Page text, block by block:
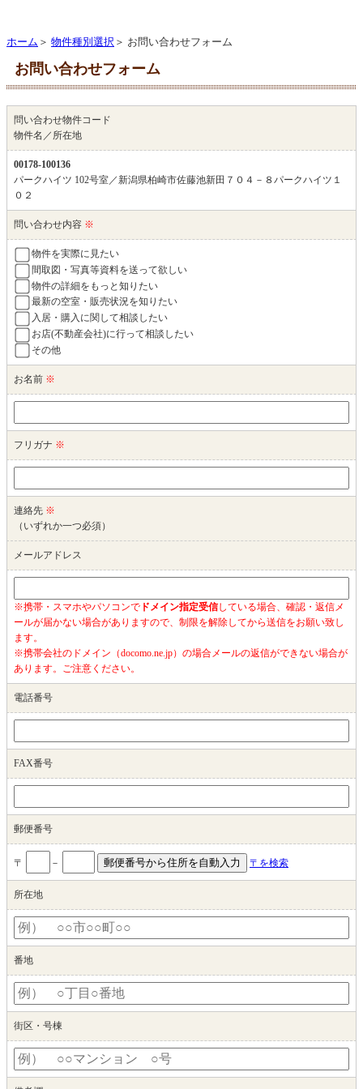
ホーム ＞ 物件種別選択 ＞ お問い合わせフォーム
お問い合わせフォーム
問い合わせ物件コード
物件名／所在地
00178-100136
パークハイツ 102号室／新潟県柏崎市佐藤池新田７０４－８パークハイツ１
０２
問い合わせ内容 ※
物件を実際に見たい
間取図・写真等資料を送って欲しい
物件の詳細をもっと知りたい
最新の空室・販売状況を知りたい
入居・購入に関して相談したい
お店(不動産会社)に行って相談したい
その他
お名前 ※
フリガナ ※
連絡先 ※
（いずれか一つ必須）
メールアドレス
※携帯・スマホやパソコンで ドメイン指定受信している場合、確認・返信メ
ールが届かない場合がありますので、制限を解除してから送信をお願い致し
ます。
※携帯会社のドメイン（docomo.ne.jp）の場合メールの返信ができない場合が
あります。ご注意ください。
電話番号
FAX番号
郵便番号
〒 － 〒を検索
所在地
番地
街区・号棟